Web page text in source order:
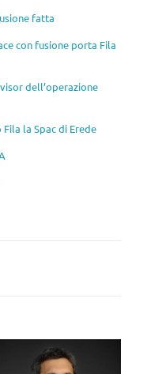
fatta
con fusione porta Fila
dell’operazione
la Spac di Erede